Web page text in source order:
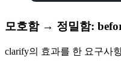
모호함 → 정밀함:
clarify의 효과를 한 요구사